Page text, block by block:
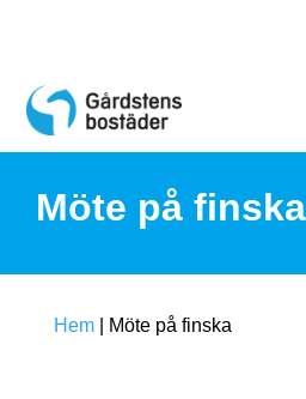
c
n
Möte på finska
Hem Möte på finska